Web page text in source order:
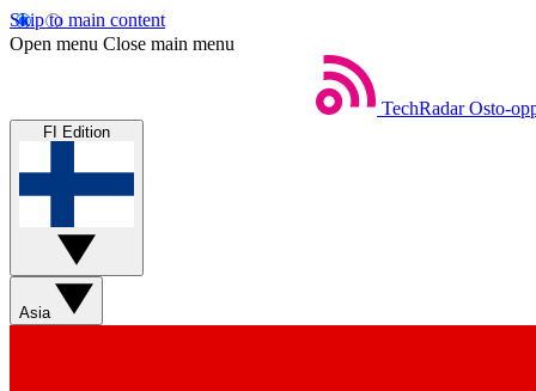
Skip to main content
Open menu Close main menu
TechRadar Osto-
FI Edition
Asia